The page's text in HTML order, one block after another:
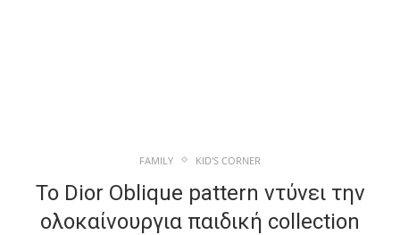
FAMILY KID'S CORNER
Το Dior Oblique pattern ντύνει την
ολοκαίνουργια παιδική collection